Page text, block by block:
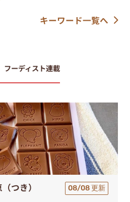
キーワード一覧へ
フーディスト連載
つき） 08/08 更新